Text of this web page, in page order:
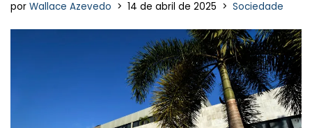
por Wallace Azevedo 14 de abril de 2025 Sociedade